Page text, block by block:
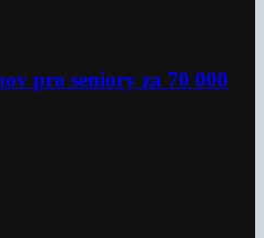
pro seniory za 70 000